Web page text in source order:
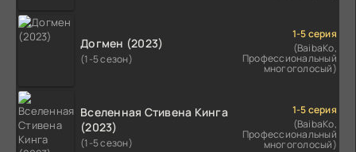
Догмен (2023)
(1-5 сезон)
1-5 серия
(BaibaKo,
Профессиональный
многоголосый)
Вселенная Стивена Кинга
(2023)
(1-5 сезон)
1-5 серия
(BaibaKo,
Профессиональный
многоголосый)